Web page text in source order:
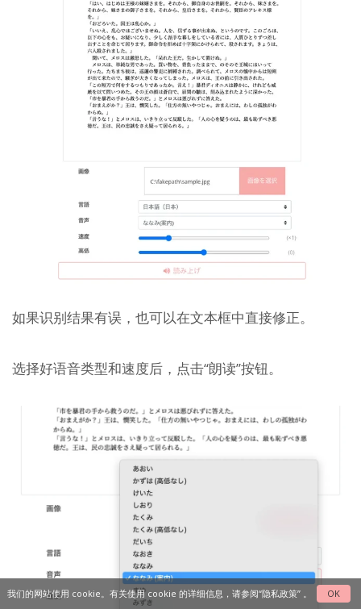
如果识别结果有误，也可以在文本框中直接修正。
选择好语音类型和速度后，点击“朗读”按钮。
我们的网站使用 cookie。有关使用 cookie 的详细信息，请参阅“隐私政策”。 OK